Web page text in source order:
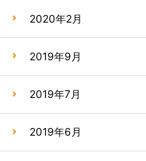
2020年2月
2019年9月
2019年7月
2019年6月